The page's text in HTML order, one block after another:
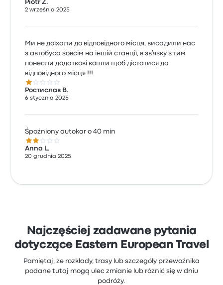
Piotr Z.
2 września 2025
Ми не доїхали до відповідного місця, висадили нас
з автобуса зовсім на іншій станції, в звʼязку з тим
понесли додаткові кошти щоб дістатися до
відповідного місця !!!
1.0 gwiazdek w skali do 5
Ростислав В.
6 stycznia 2025
Śpoźniony autokar o 40 min
2.0 gwiazdek w skali do 5
Anna L.
20 grudnia 2025
Najczęściej zadawane pytania
dotyczące Eastern European Travel
Pamiętaj, że rozkłady, trasy lub szczegóły przewoźnika
podane tutaj mogą ulec zmianie lub różnić się w dniu
podróży.